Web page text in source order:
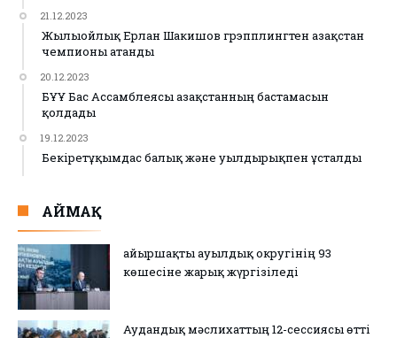
21.12.2023
Жылыойлық Ерлан Шакишов грэпплингтен Қазақстан
чемпионы атанды
20.12.2023
БҰҰ Бас Ассамблеясы Қазақстанның бастамасын
қолдады
19.12.2023
Бекіретұқымдас балық және уылдырықпен ұсталды
АЙМАҚ
Қайыршақты ауылдық округінің 93
көшесіне жарық жүргізіледі
Аудандық мәслихаттың 12-сессиясы өтті